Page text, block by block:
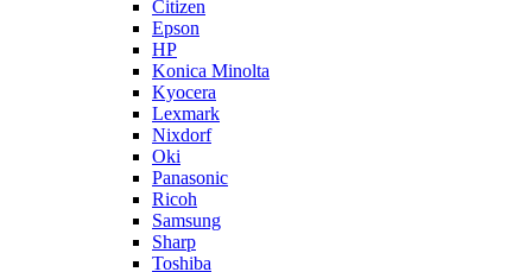
Citizen
Epson
HP
Konica Minolta
Kyocera
Lexmark
Nixdorf
Oki
Panasonic
Ricoh
Samsung
Sharp
Toshiba